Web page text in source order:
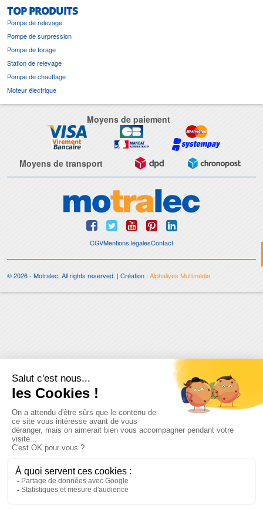
TOP PRODUITS
Pompe de relevage
Pompe de surpression
Pompe de forage
Station de relevage
Pompe de chauffage
Moteur électrique
Moyens de paiement
Moyens de transport
CGVMentions légalesContact
© 2026 - Motralec, All rights reserved. | Création : Alphalives Multimédia